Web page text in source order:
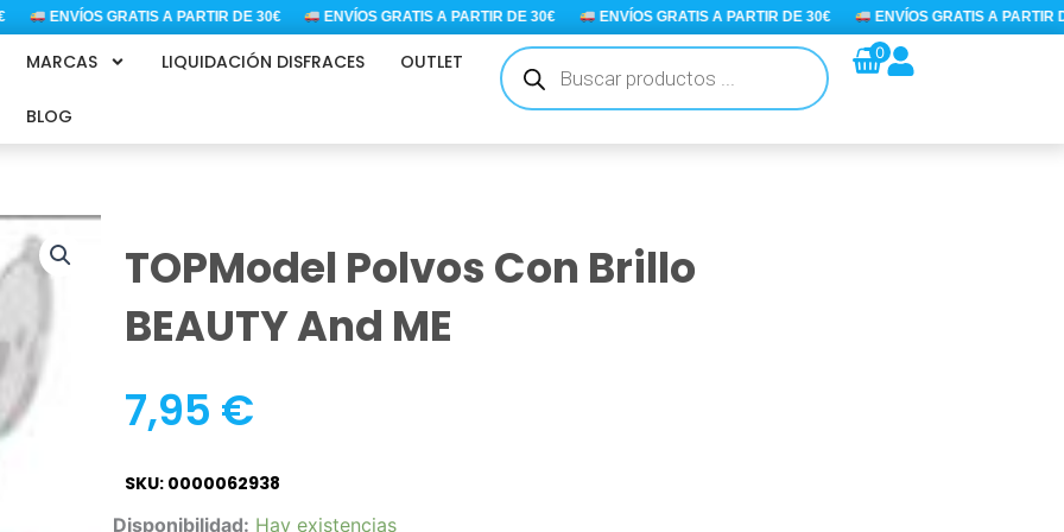
ENVÍOS GRATIS A PARTIR DE 30€ ENVÍOS GRATIS A PARTIR DE 30€ ENVÍOS GRATIS A PARTIR DE 30€ ENVÍOS GRATIS A PARTIR DE
MARCAS LIQUIDACIÓN DISFRACES OUTLET
BLOG
Búsqueda
de
productos
0
TOPModel Polvos Con Brillo
BEAUTY And ME
7,95 €
SKU: 0000062938
Disponibilidad: Hay existencias
TOPModel